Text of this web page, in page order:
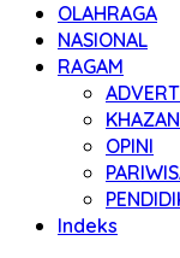
OLAHRAGA
NASIONAL
RAGAM
OPINI
Indeks